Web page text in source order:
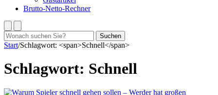
Brutto-Netto-Rechner
Suchen
nach:
Suchen
Start/Schlagwort: <span>Schnell</span>
Schlagwort: Schnell